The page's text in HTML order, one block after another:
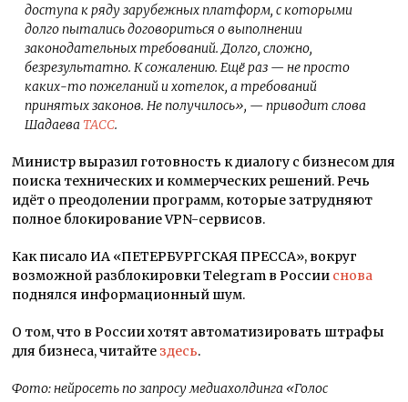
доступа к ряду зарубежных платформ, с которыми
долго пытались договориться о выполнении
законодательных требований. Долго, сложно,
безрезультатно. К сожалению. Ещё раз — не просто
каких-то пожеланий и хотелок, а требований
принятых законов. Не получилось», — приводит слова
Шадаева ТАСС.
Министр выразил готовность к диалогу с бизнесом для
поиска технических и коммерческих решений. Речь
идёт о преодолении программ, которые затрудняют
полное блокирование VPN-сервисов.
Как писало ИА «ПЕТЕРБУРГСКАЯ ПРЕССА», вокруг
возможной разблокировки Telegram в России снова
поднялся информационный шум.
О том, что в России хотят автоматизировать штрафы
для бизнеса, читайте здесь.
Фото: нейросеть по запросу медиахолдинга «Голос